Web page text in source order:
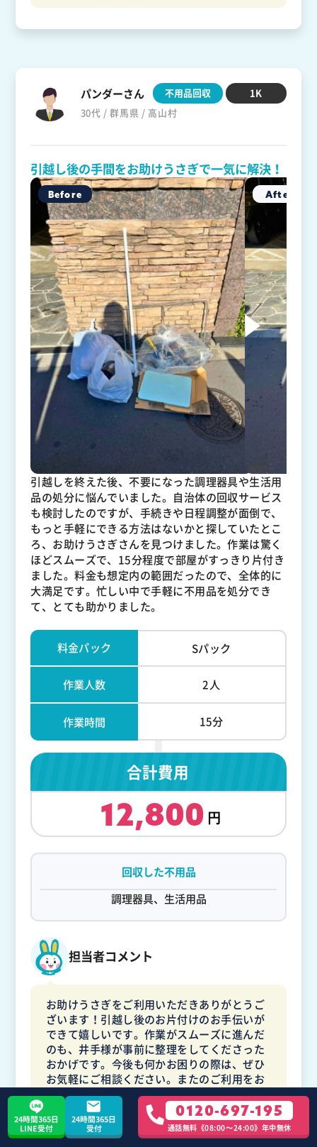
パンダーさん
30代 / 群馬県 / 高山村
不用品回収 1K
引越し後の手間をお助けうさぎで一気に解決！
引越しを終えた後、不要になった調理器具や生活用
品の処分に悩んでいました。自治体の回収サービス
も検討したのですが、手続きや日程調整が面倒で、
もっと手軽にできる方法はないかと探していたとこ
ろ、お助けうさぎさんを見つけました。作業は驚く
ほどスムーズで、15分程度で部屋がすっきり片付き
ました。料金も想定内の範囲だったので、全体的に
大満足です。忙しい中で手軽に不用品を処分でき
て、とても助かりました。
料金パック Sパック
作業人数 2人
作業時間 15分
合計費用
12,800
回収した不用品
調理器具、生活用品
担当者コメント
お助けうさぎをご利用いただきありがとうご
ざいます！引越し後のお片付けのお手伝いが
できて嬉しいです。作業がスムーズに進んだ
のも、井手様が事前に整理をしてくださった
おかげです。今後も何かお困りの際は、ぜひ
お気軽にご相談ください。またのご利用をお
待ちしております！
24時間365日
LINE受付
24時間365日
受付
0120-697-195
通話無料《08:00〜24:00》年中無休